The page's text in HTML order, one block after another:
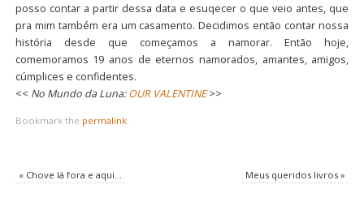
posso contar a partir dessa data e esuqecer o que veio antes, que
pra mim também era um casamento. Decidimos então contar nossa
história desde que começamos a namorar. Então hoje,
comemoramos 19 anos de eternos namorados, amantes, amigos,
cúmplices e confidentes.
<< No Mundo da Luna:OUR VALENTINE>>
Bookmark the permalink.
«Chove lá fora e aqui… Meus queridos livros»